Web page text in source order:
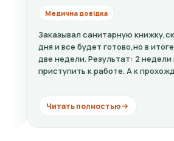
Медична довідка
Заказывал санитарную книжку,сказали: 4
дня и все будет готово,но в итоге почти
две недели. Результат: 2 недели не мог
приступить к работе. А к прохождению
Читать полностью